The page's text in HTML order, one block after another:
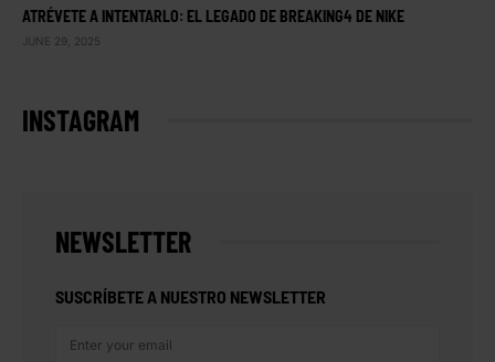
ATRÉVETE A INTENTARLO: EL LEGADO DE BREAKING4 DE NIKE
JUNE 29, 2025
INSTAGRAM
NEWSLETTER
SUSCRÍBETE A NUESTRO NEWSLETTER